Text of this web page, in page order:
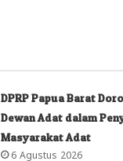
DPRP Papua Barat
Dewan Adat dalam
Masyarakat Adat
6 Agustus 2026